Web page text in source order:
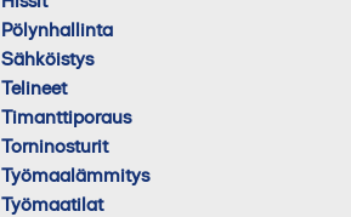
Pölynhallinta
Sähköistys
Telineet
Timanttiporaus
Torninosturit
Työmaalämmitys
Työmaatilat